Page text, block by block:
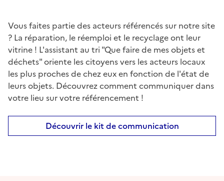
Vous faites partie des acteurs référencés sur notre site
? La réparation, le réemploi et le recyclage ont leur
vitrine ! L'assistant au tri "Que faire de mes objets et
déchets" oriente les citoyens vers les acteurs locaux
les plus proches de chez eux en fonction de l'état de
leurs objets. Découvrez comment communiquer dans
votre lieu sur votre référencement !
Découvrir le kit de communication